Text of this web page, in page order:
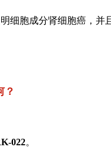
细胞成分肾细胞癌，
？
022。